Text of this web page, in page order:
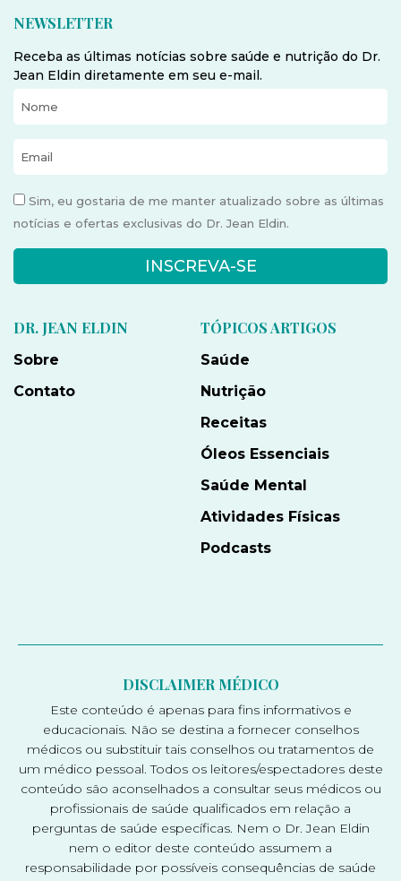
NEWSLETTER
Receba as últimas notícias sobre saúde e nutrição do Dr.
Jean Eldin diretamente em seu e-mail.
Sim, eu gostaria de me manter atualizado sobre as últimas
notícias e ofertas exclusivas do Dr. Jean Eldin.
INSCREVA-SE
DR. JEAN ELDIN
Sobre
Contato
TÓPICOS ARTIGOS
Saúde
Nutrição
Receitas
Óleos Essenciais
Saúde Mental
Atividades Físicas
Podcasts
DISCLAIMER MÉDICO
Este conteúdo é apenas para fins informativos e
educacionais. Não se destina a fornecer conselhos
médicos ou substituir tais conselhos ou tratamentos de
um médico pessoal. Todos os leitores/espectadores deste
conteúdo são aconselhados a consultar seus médicos ou
profissionais de saúde qualificados em relação a
perguntas de saúde específicas. Nem o Dr. Jean Eldin
nem o editor deste conteúdo assumem a
responsabilidade por possíveis consequências de saúde